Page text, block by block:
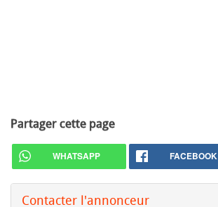
Partager cette page
WHATSAPP FACEBOOK
Contacter l'annonceur